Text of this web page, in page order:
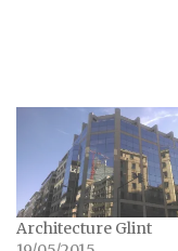
Architecture Glint